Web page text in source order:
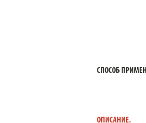
СПОСОБ
ОПИСАНИЕ.